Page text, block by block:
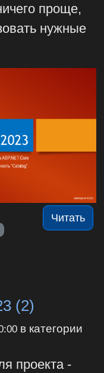
проще,
нужные
Читать
(2)
в категории
проекта -